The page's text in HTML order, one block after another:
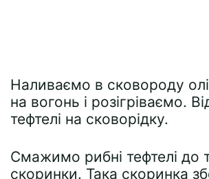
Наливаємо в сковороду
на вогонь і розігріваємо.
тефтелі на сковорідку.
Смажимо рибні тефтелі до
скоринки. Така скоринка